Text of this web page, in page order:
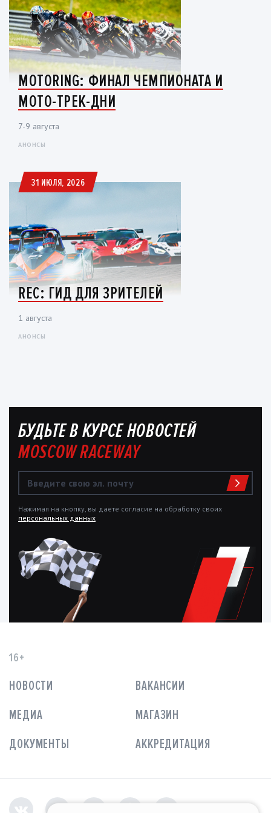
MOTORING: ФИНАЛ ЧЕМПИОНАТА И
МОТО-ТРЕК-ДНИ
7-9 августа
АНОНСЫ
31 ИЮЛЯ, 2026
REC: ГИД ДЛЯ ЗРИТЕЛЕЙ
1 августа
АНОНСЫ
БУДЬТЕ В КУРСЕ НОВОСТЕЙ
MOSCOW RACEWAY
Нажимая на кнопку, вы даете согласие на обработку своих
персональных данных
16+
НОВОСТИ
ВАКАНСИИ
МЕДИА
МАГАЗИН
ДОКУМЕНТЫ
АККРЕДИТАЦИЯ